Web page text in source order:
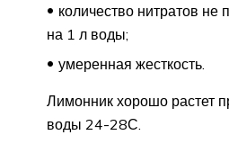
количество нитратов
на 1 л воды;
умеренная жесткость.
Лимонник хорошо растет
воды 24-28С.